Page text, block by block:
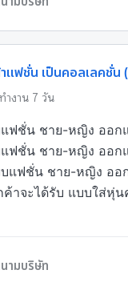
แฟชั่น เป็นคอลเลคชั่น
ำงาน 7 วัน
ฟชั่น ชาย-หญิง ออก
ฟชั่น ชาย-หญิง ออก
าจะได้รับ แบบใส่หุ่
ามบริษัท